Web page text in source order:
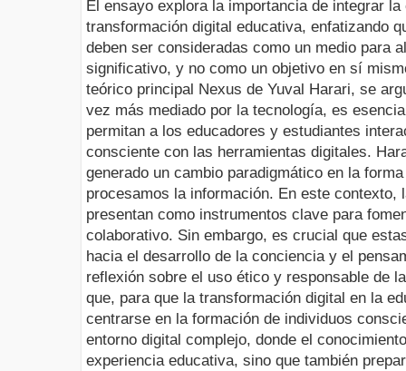
El ensayo explora la importancia de integrar
transformación digital educativa, enfatizando
deben ser consideradas como un medio para
significativo, y no como un objetivo en sí
teórico principal Nexus de Yuval Harari, se
vez más mediado por la tecnología, es
permitan a los educadores y estudiantes
consciente con las herramientas digitales.
generado un cambio paradigmático en la
procesamos la información. En este contexto,
presentan como instrumentos clave para
colaborativo. Sin embargo, es crucial que
hacia el desarrollo de la conciencia y el
reflexión sobre el uso ético y responsable de
que, para que la transformación digital en la
centrarse en la formación de individuos
entorno digital complejo, donde el
experiencia educativa, sino que también